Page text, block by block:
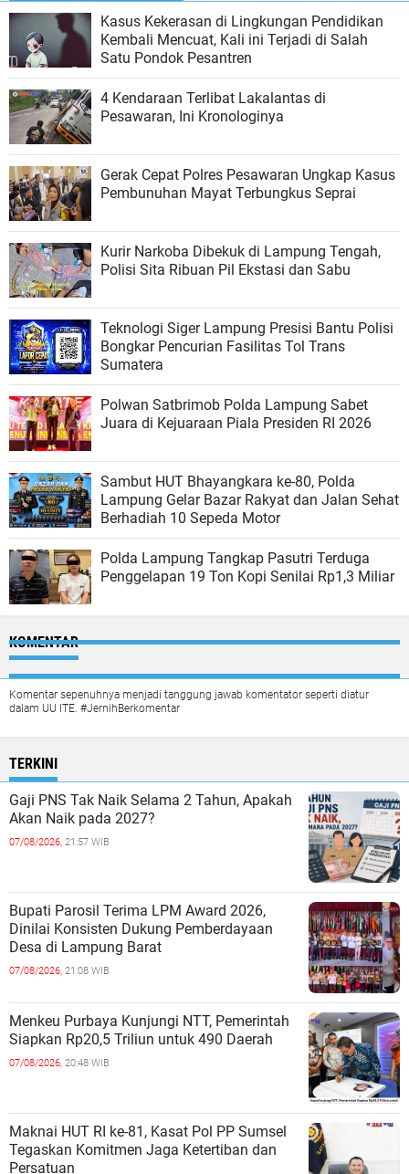
Kasus Kekerasan di Lingkungan Pendidikan
Kembali Mencuat, Kali ini Terjadi di Salah
Satu Pondok Pesantren
4 Kendaraan Terlibat Lakalantas di
Pesawaran, Ini Kronologinya
Gerak Cepat Polres Pesawaran Ungkap Kasus
Pembunuhan Mayat Terbungkus Seprai
Kurir Narkoba Dibekuk di Lampung Tengah,
Polisi Sita Ribuan Pil Ekstasi dan Sabu
Teknologi Siger Lampung Presisi Bantu Polisi
Bongkar Pencurian Fasilitas Tol Trans
Sumatera
Polwan Satbrimob Polda Lampung Sabet
Juara di Kejuaraan Piala Presiden RI 2026
Sambut HUT Bhayangkara ke-80, Polda
Lampung Gelar Bazar Rakyat dan Jalan Sehat
Berhadiah 10 Sepeda Motor
Polda Lampung Tangkap Pasutri Terduga
Penggelapan 19 Ton Kopi Senilai Rp1,3 Miliar
KOMENTAR
Komentar sepenuhnya menjadi tanggung jawab komentator seperti diatur
dalam UU ITE. #JernihBerkomentar
TERKINI
Gaji PNS Tak Naik Selama 2 Tahun, Apakah
Akan Naik pada 2027?
07/08/2026, 21:57 WIB
Bupati Parosil Terima LPM Award 2026,
Dinilai Konsisten Dukung Pemberdayaan
Desa di Lampung Barat
07/08/2026, 21:08 WIB
Menkeu Purbaya Kunjungi NTT, Pemerintah
Siapkan Rp20,5 Triliun untuk 490 Daerah
07/08/2026, 20:48 WIB
Maknai HUT RI ke-81, Kasat Pol PP Sumsel
Tegaskan Komitmen Jaga Ketertiban dan
Persatuan